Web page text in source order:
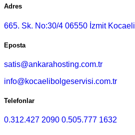
Adres
665. Sk. No:30/4 06550 İzmit Kocaeli
Eposta
satis@ankarahosting.com.tr
info@kocaelibolgeservisi.com.tr
Telefonlar
0.312.427 2090 0.505.777 1632